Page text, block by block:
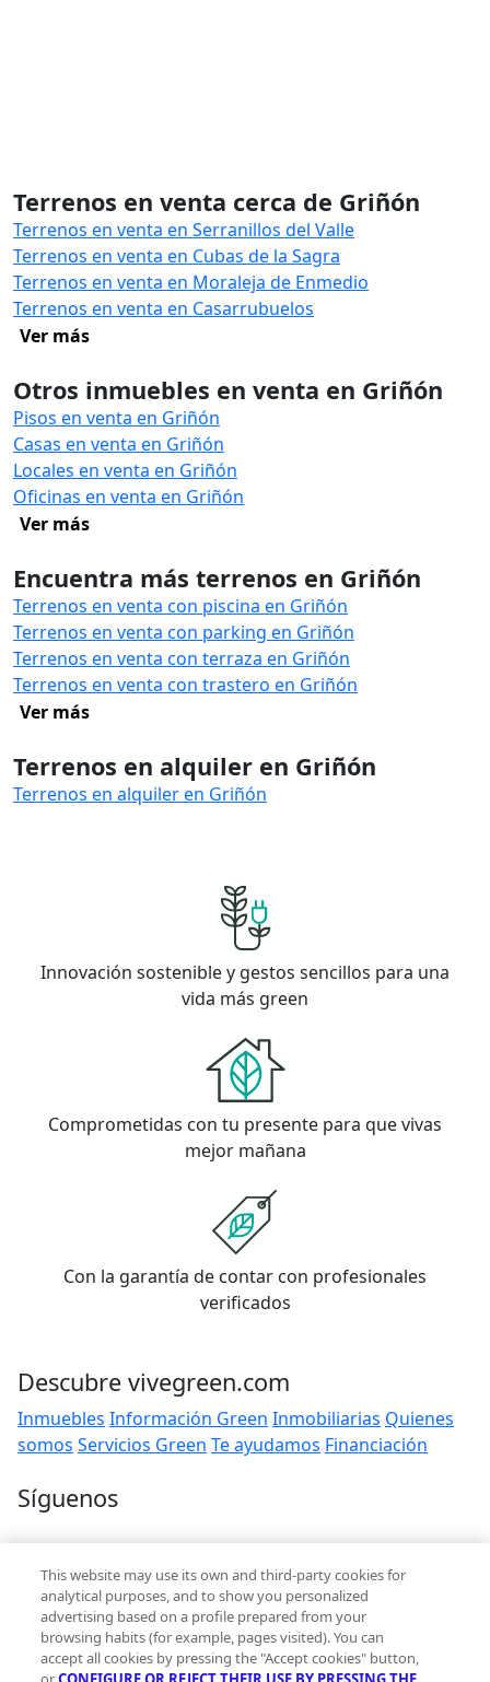
Terrenos en venta cerca de Griñón
Terrenos en venta en Serranillos del Valle
Terrenos en venta en Cubas de la Sagra
Terrenos en venta en Moraleja de Enmedio
Terrenos en venta en Casarrubuelos
Ver más
Otros inmuebles en venta en Griñón
Pisos en venta en Griñón
Casas en venta en Griñón
Locales en venta en Griñón
Oficinas en venta en Griñón
Ver más
Encuentra más terrenos en Griñón
Terrenos en venta con piscina en Griñón
Terrenos en venta con parking en Griñón
Terrenos en venta con terraza en Griñón
Terrenos en venta con trastero en Griñón
Ver más
Terrenos en alquiler en Griñón
Terrenos en alquiler en Griñón
Innovación sostenible y gestos sencillos para una
vida más green
Comprometidas con tu presente para que vivas
mejor mañana
Con la garantía de contar con profesionales
verificados
Descubre vivegreen.com
Inmuebles Información Green Inmobiliarias Quienes
somos Servicios Green Te ayudamos Financiación
Síguenos
Contacto
hola@vivegreen.com
This website may use its own and third-party cookies for
analytical purposes, and to show you personalized
advertising based on a profile prepared from your
browsing habits (for example, pages visited). You can
accept all cookies by pressing the "Accept cookies" button,